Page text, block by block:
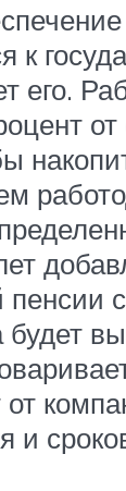
к
его.
пенсии
и